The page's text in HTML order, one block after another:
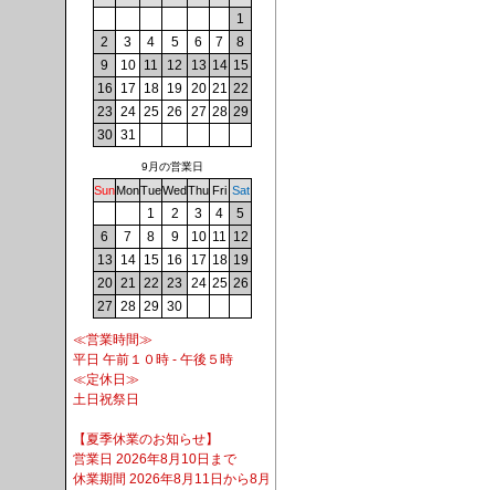
1
2
3 4 5 6 7
8
9
10 11 12 13 14 15
16
17 18 19 20 21 22
23 24 25 26 27 28 29
30 31
9月の営業日
SunMonTueWedThu Fri Sat
1 2 3 4
5
6
7 8 9 10 11 12
13
14 15 16 17 18 19
20 21 22 23 24 25 26
27 28 29 30
≪営業時間≫
平日 午前１０時 - 午後５時
≪定休日≫
土日祝祭日
【夏季休業のお知らせ】
営業日 2026年8月10日まで
休業期間 2026年8月11日から8月